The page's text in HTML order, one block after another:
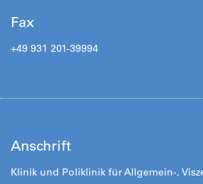
Fax
+49 931 201-39994
Anschrift
Klinik und Poliklinik für Allgemein-,